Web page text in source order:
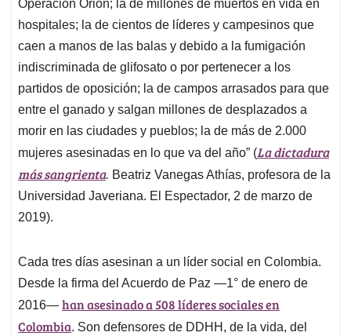
Operación Orión; la de millones de muertos en vida en
hospitales; la de cientos de líderes y campesinos que
caen a manos de las balas y debido a la fumigación
indiscriminada de glifosato o por pertenecer a los
partidos de oposición; la de campos arrasados para que
entre el ganado y salgan millones de desplazados a
morir en las ciudades y pueblos; la de más de 2.000
mujeres asesinadas en lo que va del año” (La dictadura
más sangrienta. Beatriz Vanegas Athías, profesora de la
Universidad Javeriana. El Espectador, 2 de marzo de
2019).
Cada tres días asesinan a un líder social en Colombia.
Desde la firma del Acuerdo de Paz —1° de enero de
2016— han asesinado a 508 líderes sociales en
Colombia. Son defensores de DDHH, de la vida, del